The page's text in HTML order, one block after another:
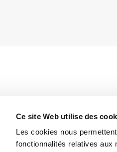
Ce site Web utilise des
Les cookies nous
fonctionnalités relatives aux
out of Court
(Law no. 92/2012
the term has